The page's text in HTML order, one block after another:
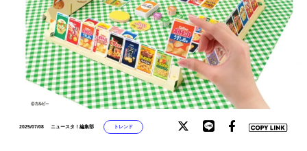
2025/07/08 ニュースタ！編集部 トレンド